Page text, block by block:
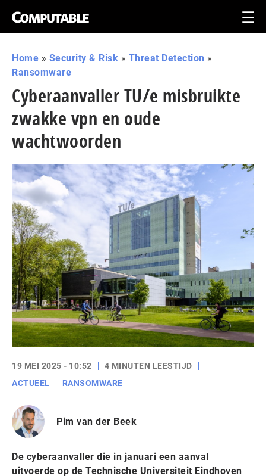
Home » Security & Risk » Threat Detection »
Ransomware
Cyberaanvaller TU/e misbruikte
zwakke vpn en oude
wachtwoorden
19 MEI 2025 - 10:52
4 MINUTEN LEESTIJD
ACTUEEL
RANSOMWARE
Pim van der Beek
De cyberaanvaller die in januari een aanval
uitvoerde op de Technische Universiteit Eindhoven